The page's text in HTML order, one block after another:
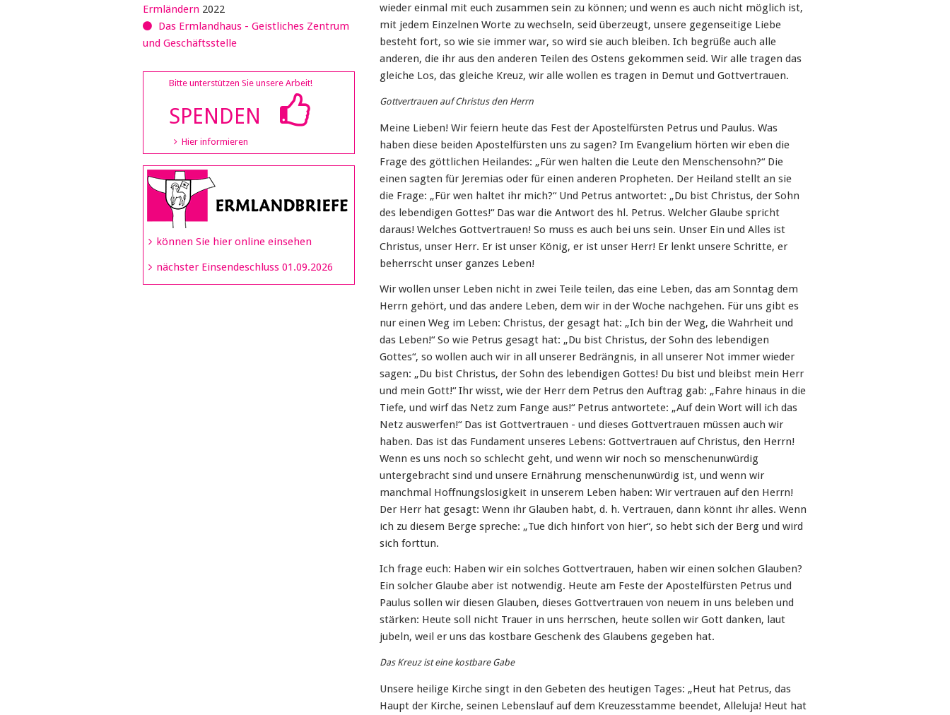
wieder einmal mit euch zusammen sein zu können; und wenn es auch nicht möglich ist,
mit jedem Einzelnen Worte zu wechseln, seid überzeugt, unsere gegenseitige Liebe
besteht fort, so wie sie immer war, so wird sie auch bleiben. Ich begrüße auch alle
anderen, die ihr aus den anderen Teilen des Ostens gekommen seid. Wir alle tragen das
gleiche Los, das gleiche Kreuz, wir alle wollen es tragen in Demut und Gottvertrauen.
Gottvertrauen auf Christus den Herrn
Meine Lieben! Wir feiern heute das Fest der Apostelfürsten Petrus und Paulus. Was
haben diese beiden Apostelfürsten uns zu sagen? Im Evangelium hörten wir eben die
Frage des göttlichen Heilandes: „Für wen halten die Leute den Menschensohn?“ Die
einen sagten für Jeremias oder für einen anderen Propheten. Der Heiland stellt an sie
die Frage: „Für wen haltet ihr mich?“ Und Petrus antwortet: „Du bist Christus, der Sohn
des lebendigen Gottes!“ Das war die Antwort des hl. Petrus. Welcher Glaube spricht
daraus! Welches Gottvertrauen! So muss es auch bei uns sein. Unser Ein und Alles ist
Christus, unser Herr. Er ist unser König, er ist unser Herr! Er lenkt unsere Schritte, er
beherrscht unser ganzes Leben!
Wir wollen unser Leben nicht in zwei Teile teilen, das eine Leben, das am Sonntag dem
Herrn gehört, und das andere Leben, dem wir in der Woche nachgehen. Für uns gibt es
nur einen Weg im Leben: Christus, der gesagt hat: „Ich bin der Weg, die Wahrheit und
das Leben!“ So wie Petrus gesagt hat: „Du bist Christus, der Sohn des lebendigen
Gottes“, so wollen auch wir in all unserer Bedrängnis, in all unserer Not immer wieder
sagen: „Du bist Christus, der Sohn des lebendigen Gottes! Du bist und bleibst mein Herr
und mein Gott!“ Ihr wisst, wie der Herr dem Petrus den Auftrag gab: „Fahre hinaus in die
Tiefe, und wirf das Netz zum Fange aus!“ Petrus antwortete: „Auf dein Wort will ich das
Netz auswerfen!“ Das ist Gottvertrauen - und dieses Gottvertrauen müssen auch wir
haben. Das ist das Fundament unseres Lebens: Gottvertrauen auf Christus, den Herrn!
Wenn es uns noch so schlecht geht, und wenn wir noch so menschenunwürdig
untergebracht sind und unsere Ernährung menschenunwürdig ist, und wenn wir
manchmal Hoffnungslosigkeit in unserem Leben haben: Wir vertrauen auf den Herrn!
Der Herr hat gesagt: Wenn ihr Glauben habt, d. h. Vertrauen, dann könnt ihr alles. Wenn
ich zu diesem Berge spreche: „Tue dich hinfort von hier“, so hebt sich der Berg und wird
sich forttun.
Ich frage euch: Haben wir ein solches Gottvertrauen, haben wir einen solchen Glauben?
Ein solcher Glaube aber ist notwendig. Heute am Feste der Apostelfürsten Petrus und
Paulus sollen wir diesen Glauben, dieses Gottvertrauen von neuem in uns beleben und
stärken: Heute soll nicht Trauer in uns herrschen, heute sollen wir Gott danken, laut
jubeln, weil er uns das kostbare Geschenk des Glaubens gegeben hat.
Das Kreuz ist eine kostbare Gabe
Unsere heilige Kirche singt in den Gebeten des heutigen Tages: „Heut hat Petrus, das
Haupt der Kirche, seinen Lebenslauf auf dem Kreuzesstamme beendet, Alleluja! Heut hat
Ermländern 2022
Das Ermlandhaus - Geistliches Zentrum
und Geschäftsstelle
Bitte unterstützen Sie unsere Arbeit!
SPENDEN
Hier informieren
können Sie hier online einsehen
nächster Einsendeschluss 01.09.2026